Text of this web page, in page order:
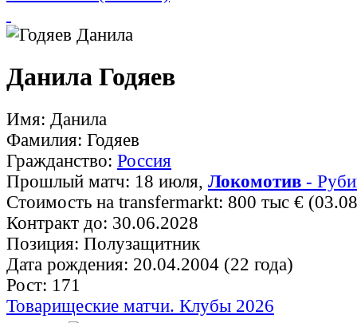
Данила Годяев
Имя: Данила
Фамилия: Годяев
Гражданство: Россия
Прошлый матч: 18 июля, Локомотив -
Стоимость на transfermarkt: 800 тыс €
Контракт до: 30.06.2028
Позиция: Полузащитник
Дата рождения: 20.04.2004 (22 года)
Рост: 171
Товарищеские матчи. Клубы 2026